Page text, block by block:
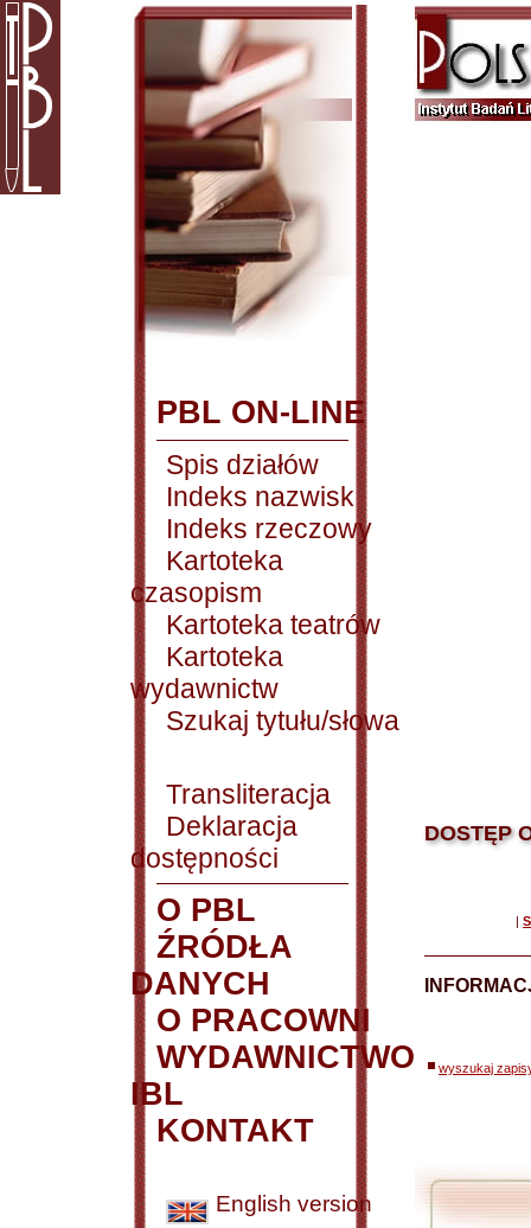
PBL ON-LINE
Spis działów
Indeks nazwisk
Indeks rzeczowy
Kartoteka
czasopism
Kartoteka teatrów
Kartoteka
wydawnictw
Szukaj tytułu/słowa
Transliteracja
Deklaracja
dostępności
O PBL
ŹRÓDŁA
DANYCH
O PRACOWNI
WYDAWNICTWO
IBL
KONTAKT
English version
DOSTĘP
|
wyszukaj